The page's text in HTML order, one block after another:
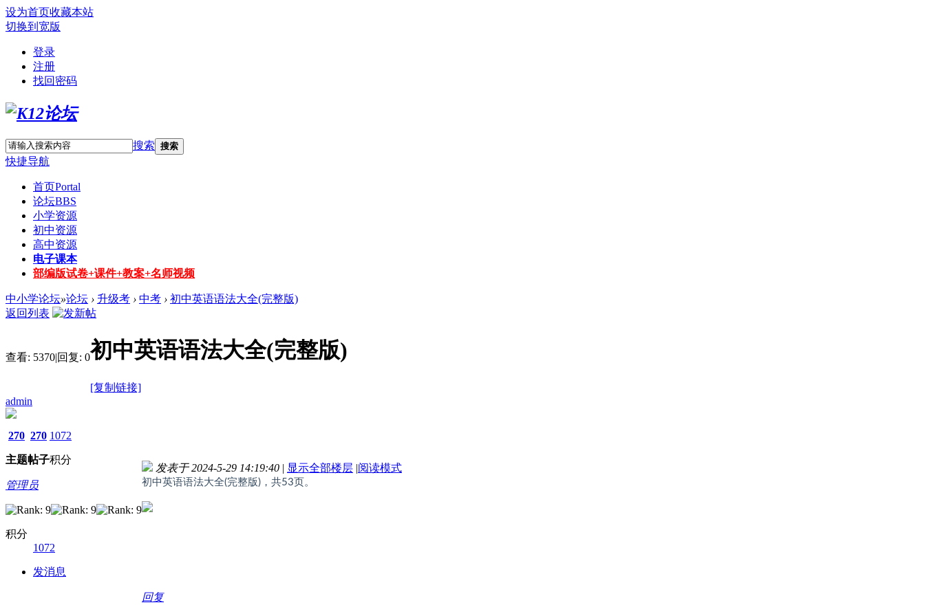
设为首页收藏本站
切换到宽版
登录
注册
找回密码
搜索 搜索
快捷导航
首页Portal
论坛BBS
小学资源
初中资源
高中资源
电子课本
部编版试卷+课件+教案+名师视频
中小学论坛»论坛 › 升级考 › 中考 › 初中英语语法大全(完整版)
返回列表
查看: 5370|回复: 0初中英语语法大全(完整版)
[复制链接]
admin
270
主题
270
帖子
1072
积分
管理员
积分
1072
发消息
发表于 2024-5-29 14:19:40 | 显示全部楼层 |阅读模式
初中英语语法大全(完整版)，共53页。
回复